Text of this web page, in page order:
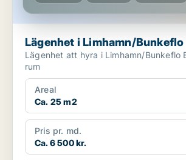
Lägenhet i Limhamn/Bunkeflo
Lägenhet att hyra i Limhamn/Bunkeflo Bostaden har 1
rum
Areal
Ca. 25 m2
Pris pr. md.
Ca. 6 500 kr.